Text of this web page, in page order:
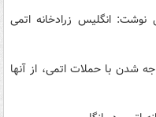
نوشت: انگلیس زرادخانه اتمی
شدن با حملات اتمی، از آنها